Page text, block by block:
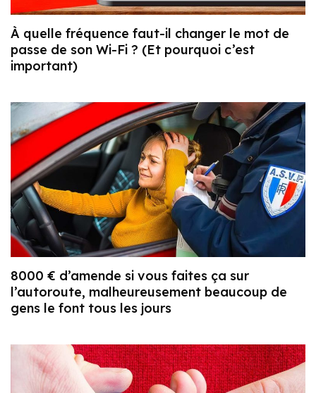
À quelle fréquence faut-il changer le mot de
passe de son Wi-Fi ? (Et pourquoi c’est
important)
8000 € d’amende si vous faites ça sur
l’autoroute, malheureusement beaucoup de
gens le font tous les jours